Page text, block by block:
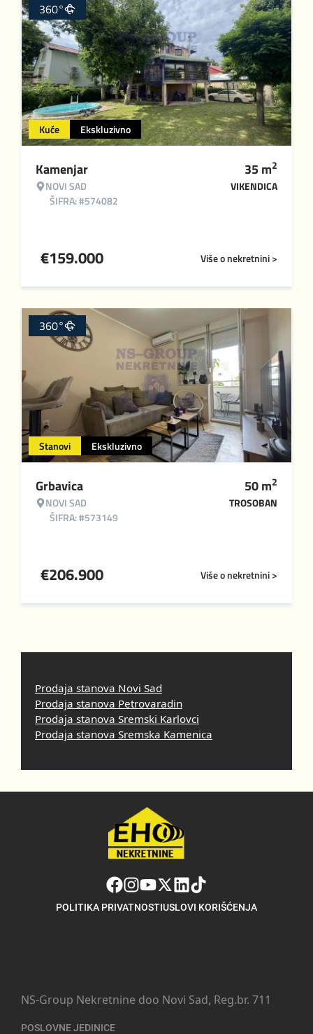
Kuće Ekskluzivno
360°
Kamenjar
NOVI SAD
ŠIFRA: #574082
35m2
VIKENDICA
Više o nekretnini >
€159.000
Stanovi Ekskluzivno
360°
Grbavica
NOVI SAD
ŠIFRA: #573149
50m2
TROSOBAN
Više o nekretnini >
€206.900
Prodaja stanova Novi Sad
Prodaja stanova Petrovaradin
Prodaja stanova Sremski Karlovci
Prodaja stanova Sremska Kamenica
POLITIKA PRIVATNOSTIUSLOVI KORIŠĆENJA
NS-Group Nekretnine doo Novi Sad, Reg.br. 711
POSLOVNE JEDINICE